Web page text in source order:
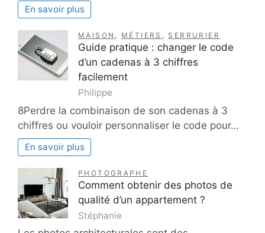
En savoir plus
MAISON , MÉTIERS , SERRURIER
Guide pratique : changer le code
d’un cadenas à 3 chiffres
facilement
Philippe
8Perdre la combinaison de son cadenas à 3
chiffres ou vouloir personnaliser le code pour…
En savoir plus
PHOTOGRAPHE
Comment obtenir des photos de
qualité d’un appartement ?
Stéphanie